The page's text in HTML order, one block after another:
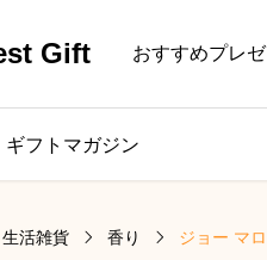
Gift おすすめプレ
ギフトマガジン
生活雑貨 香り ジョー マ